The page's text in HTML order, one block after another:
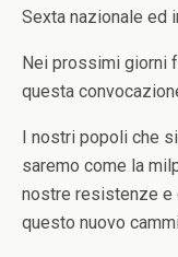
Sexta nazionale ed
Nei prossimi giorni
questa
I nostri popoli che
saremo come la
nostre resistenze e
questo nuovo